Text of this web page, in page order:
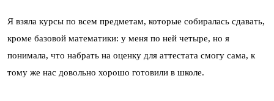
Я взяла курсы по всем предметам, которые собиралась сдавать,
кроме базовой математики: у меня по ней четыре, но я
понимала, что набрать на оценку для аттестата смогу сама, к
тому же нас довольно хорошо готовили в школе.